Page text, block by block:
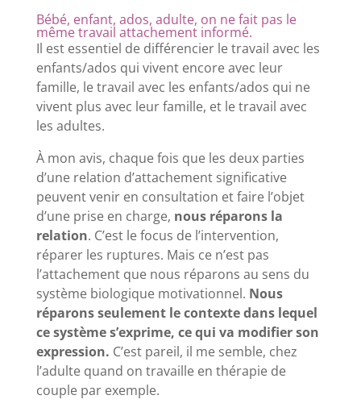
Bébé, enfant, ados, adulte, on ne fait pas le
même travail attachement informé.
Il est essentiel de différencier le travail avec les
enfants/ados qui vivent encore avec leur
famille, le travail avec les enfants/ados qui ne
vivent plus avec leur famille, et le travail avec
les adultes.
À mon avis, chaque fois que les deux parties
d’une relation d’attachement significative
peuvent venir en consultation et faire l’objet
d’une prise en charge, nous réparons la
relation. C’est le focus de l’intervention,
réparer les ruptures. Mais ce n’est pas
l’attachement que nous réparons au sens du
système biologique motivationnel. Nous
réparons seulement le contexte dans lequel
ce système s’exprime, ce qui va modifier son
expression. C’est pareil, il me semble, chez
l’adulte quand on travaille en thérapie de
couple par exemple.